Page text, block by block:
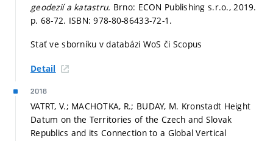
geodezií a katastru. Brno: ECON Publishing s.r.o., 2019.
p. 68-72. ISBN: 978-80-86433-72-1.
Stať ve sborníku v databázi WoS či Scopus
Detail
2018
VATRT, V.; MACHOTKA, R.; BUDAY, M. Kronstadt Height
Datum on the Territories of the Czech and Slovak
Republics and its Connection to a Global Vertical